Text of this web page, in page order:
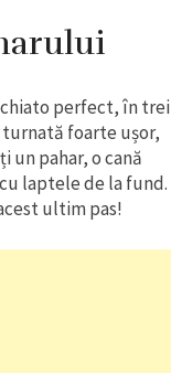
perfect, în trei
foarte ușor,
un pahar, o cană
laptele de la fund.
ultim pas!